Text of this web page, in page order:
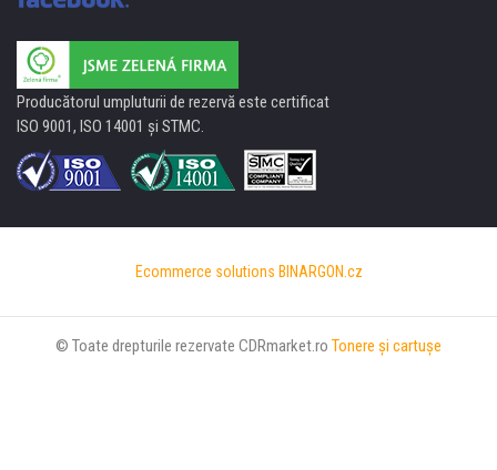
Producătorul umpluturii de rezervă este certificat
ISO 9001, ISO 14001 şi STMC.
Ecommerce solutions BINARGON.cz
© Toate drepturile rezervate CDRmarket.ro Tonere şi cartuşe